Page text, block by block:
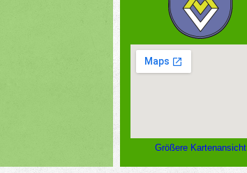
Größere Kartenansicht